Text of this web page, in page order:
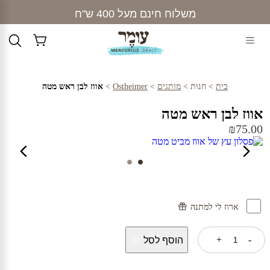
content
משלוח חינם מעל 400 ש"ח
בית > חנות > מותגים >
Ostheimer
> אווז לבן ראש מטה
אווז לבן ראש מטה
₪75.00
ארוז לי למתנה
כמות
של
אווז
-
+ הוסף לסל